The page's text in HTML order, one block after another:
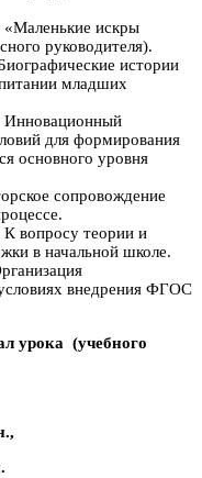
искры
руководителя).
истории
младших
Инновационный
для формирования
основного уровня
сопровождение
вопросу теории и
в начальной школе.
внедрения ФГОС
урока (учебного